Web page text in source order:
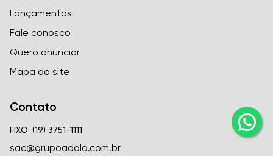
Lançamentos
Fale conosco
Quero anunciar
Mapa do site
Contato
FIXO: (19) 3751-1111
sac@grupoadala.com.br